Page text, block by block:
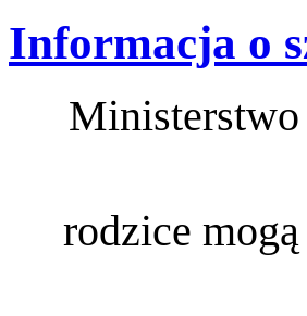
Informacja o
rodzice